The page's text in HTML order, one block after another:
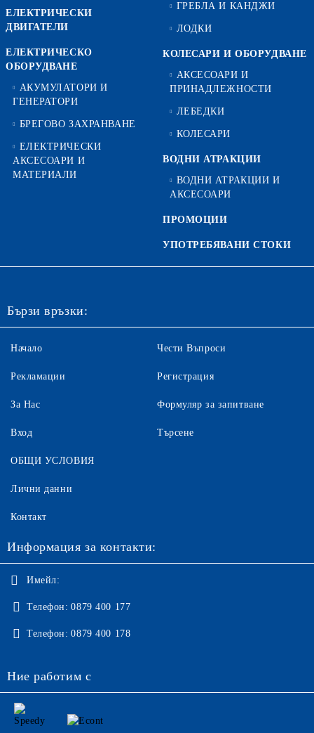
ЕЛЕКТРИЧЕСКИ
ДВИГАТЕЛИ
ЕЛЕКТРИЧЕСКО
ОБОРУДВАНЕ
АКУМУЛАТОРИ И
ГЕНЕРАТОРИ
БРЕГОВО ЗАХРАНВАНЕ
ЕЛЕКТРИЧЕСКИ
АКСЕСОАРИ И
МАТЕРИАЛИ
ГРЕБЛА И КАНДЖИ
ЛОДКИ
КОЛЕСАРИ И ОБОРУДВАНЕ
АКСЕСОАРИ И
ПРИНАДЛЕЖНОСТИ
ЛЕБЕДКИ
КОЛЕСАРИ
ВОДНИ АТРАКЦИИ
ВОДНИ АТРАКЦИИ И
АКСЕСОАРИ
ПРОМОЦИИ
УПОТРЕБЯВАНИ СТОКИ
Бързи връзки:
Начало
Рекламации
За Нас
Вход
Чести Въпроси
Регистрация
Формуляр за запитване
Търсене
ОБЩИ УСЛОВИЯ
Лични данни
Контакт
Информация за контакти:
Имейл:
Телефон: 0879 400 177
Телефон: 0879 400 178
Ние работим с